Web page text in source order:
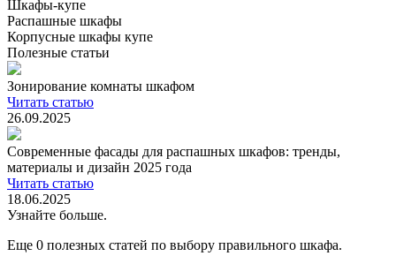
Шкафы-купе
Распашные шкафы
Корпусные шкафы купе
Полезные статьи
Зонирование комнаты шкафом
Читать статью
26.09.2025
Современные фасады для распашных шкафов: тренды,
материалы и дизайн 2025 года
Читать статью
18.06.2025
Узнайте больше.
Еще 0 полезных статей по выбору правильного шкафа.